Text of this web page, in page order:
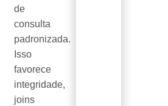
de
consulta
padronizada.
Isso
favorece
integridade,
joins